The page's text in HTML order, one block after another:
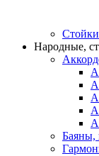
Народные,
Баяны,